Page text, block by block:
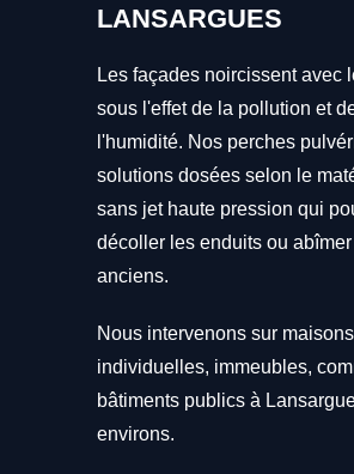
LANSARGUES
Les façades noircissent avec
sous l'effet de la pollution et
l'humidité. Nos perches
solutions dosées selon le
sans jet haute pression qui
décoller les enduits ou
anciens.
Nous intervenons sur maisons
individuelles, immeubles,
bâtiments publics à
environs.